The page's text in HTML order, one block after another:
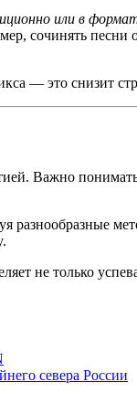
или в
сочинять песни
— это снизит
Важно
разнообразные
не только
севера России